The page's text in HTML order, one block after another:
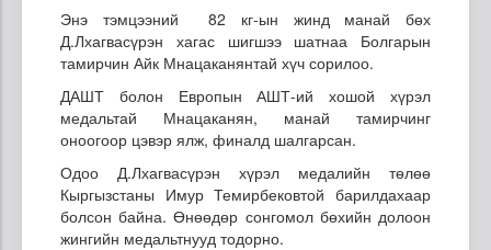
Энэ тэмцээний 82 кг-ын жинд манай бөх
Д.Лхагвасүрэн хагас шигшээ шатнаа Болгарын
тамирчин Айк Мнацаканянтай хүч сорилоо.
ДАШТ болон Европын АШТ-ий хошой хүрэл
медальтай Мнацаканян, манай тамирчинг
оноогоор цэвэр ялж, финалд шалгарсан.
Одоо Д.Лхагвасүрэн хүрэл медалийн төлөө
Кыргызстаны Имур Темирбековтой барилдахаар
болсон байна. Өнөөдөр сонгомол бөхийн долоон
жингийн медальтнууд тодорно.